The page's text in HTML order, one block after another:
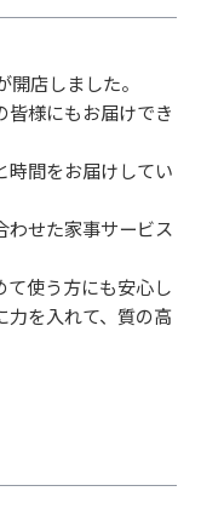
店しました。
皆様にもお届けでき
時間をお届けしてい
わせた家事サービス
て使う方にも安心し
力を入れて、質の高